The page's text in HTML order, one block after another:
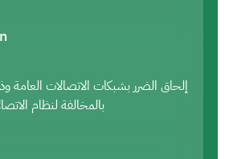
إلحاق الضرر بشبكات الاتصالات
بالمخالفة لنظام